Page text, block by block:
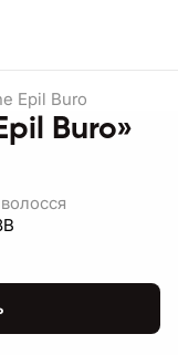
Epil Buro
Buro»